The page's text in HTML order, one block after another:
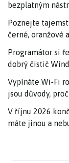
bezplatným
Poznejte
černé, oranžové
Programátor si
dobrý čistič
Vypínáte Wi-Fi
jsou důvody,
V říjnu 2026
máte jinou a